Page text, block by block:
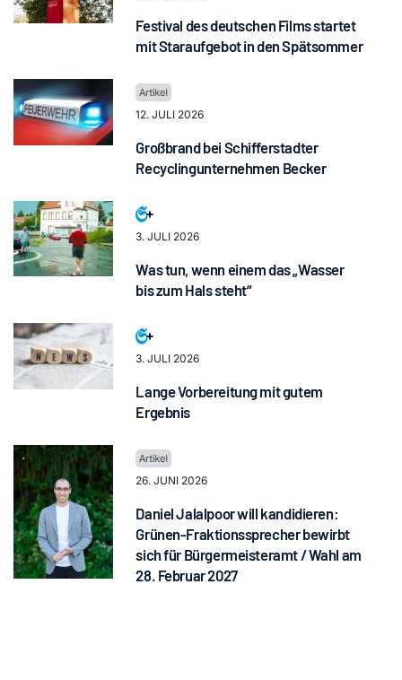
Festival des deutschen Films startet
mit Staraufgebot in den Spätsommer
12. JULI 2026
Großbrand bei Schifferstadter
Recyclingunternehmen Becker
3. JULI 2026
Was tun, wenn einem das „Wasser
bis zum Hals steht“
3. JULI 2026
Lange Vorbereitung mit gutem
Ergebnis
26. JUNI 2026
Daniel Jalalpoor will kandidieren:
Grünen-Fraktionssprecher bewirbt
sich für Bürgermeisteramt / Wahl am
28. Februar 2027